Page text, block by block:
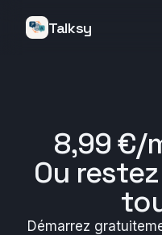
Talksy
8,99 €/
Ou
Démarrez